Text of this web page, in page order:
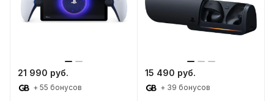
21 990 руб.
+ 55 бонусов
15 490 руб.
+ 39 бонусов